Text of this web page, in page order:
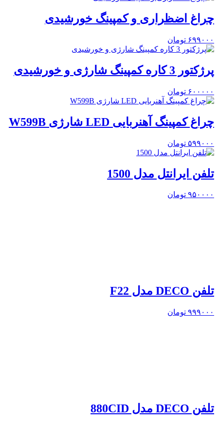
چراغ اضظراری و کمپینگ خورشیدی
۶۹۹۰۰۰ تومان
پرژکتور 3 کاره کمپینگ شارژی و خورشیدی
۶۰۰۰۰۰ تومان
چراغ کمپینگ آهنربایی LED شارژی W599B
۵۹۹۰۰۰ تومان
تلفن ایرانتل مدل 1500
۹۵۰۰۰۰ تومان
تلفن DECO مدل F22
۹۹۹۰۰۰ تومان
تلفن DECO مدل 880CID